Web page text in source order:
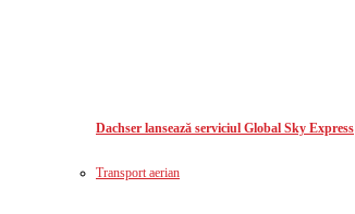
Dachser lansează serviciul Global Sky Express
Transport aerian